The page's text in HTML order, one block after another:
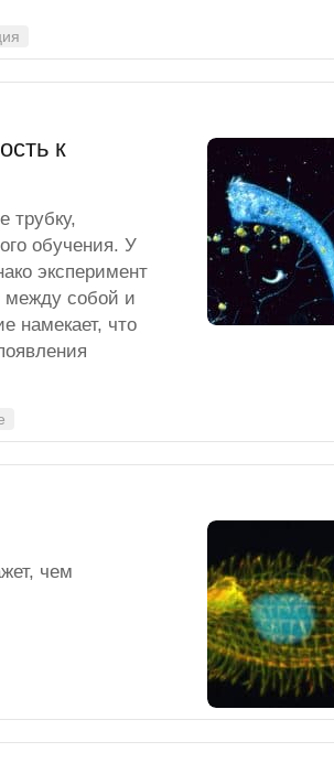
к
трубку,
обучения. У
эксперимент
между собой и
намекает, что
чем